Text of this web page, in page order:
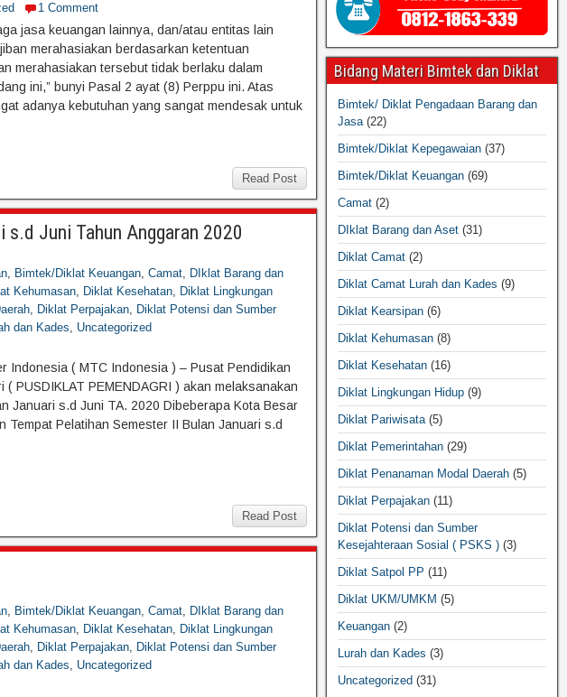
1 Comment
jasa keuangan lainnya, dan/atau entitas lain
merahasiakan berdasarkan ketentuan
merahasiakan tersebut tidak berlaku dalam
ini,” bunyi Pasal 2 ayat (8) Perppu ini. Atas
adanya kebutuhan yang sangat mendesak untuk
Read Post
Juni Tahun Anggaran 2020
, Bimtek/Diklat Keuangan, Camat, DIklat Barang dan
Kehumasan, Diklat Kesehatan, Diklat Lingkungan
, Diklat Perpajakan, Diklat Potensi dan Sumber
dan Kades, Uncategorized
Indonesia ( MTC Indonesia ) – Pusat Pendidikan
PUSDIKLAT PEMENDAGRI ) akan melaksanakan
Januari s.d Juni TA. 2020 Dibeberapa Kota Besar
Tempat Pelatihan Semester II Bulan Januari s.d
Read Post
, Bimtek/Diklat Keuangan, Camat, DIklat Barang dan
Kehumasan, Diklat Kesehatan, Diklat Lingkungan
, Diklat Perpajakan, Diklat Potensi dan Sumber
dan Kades, Uncategorized
Bidang Materi Bimtek dan Diklat
Bimtek/ Diklat Pengadaan Barang dan
Jasa(22)
Bimtek/Diklat Kepegawaian (37)
Bimtek/Diklat Keuangan (69)
Camat (2)
DIklat Barang dan Aset (31)
Diklat Camat (2)
Diklat Camat Lurah dan Kades (9)
Diklat Kearsipan (6)
Diklat Kehumasan (8)
Diklat Kesehatan (16)
Diklat Lingkungan Hidup (9)
Diklat Pariwisata(5)
Diklat Pemerintahan (29)
Diklat Penanaman Modal Daerah (5)
Diklat Perpajakan (11)
Diklat Potensi dan Sumber
Kesejahteraan Sosial ( PSKS ) (3)
Diklat Satpol PP (11)
Diklat UKM/UMKM (5)
Keuangan (2)
Lurah dan Kades (3)
Uncategorized (31)